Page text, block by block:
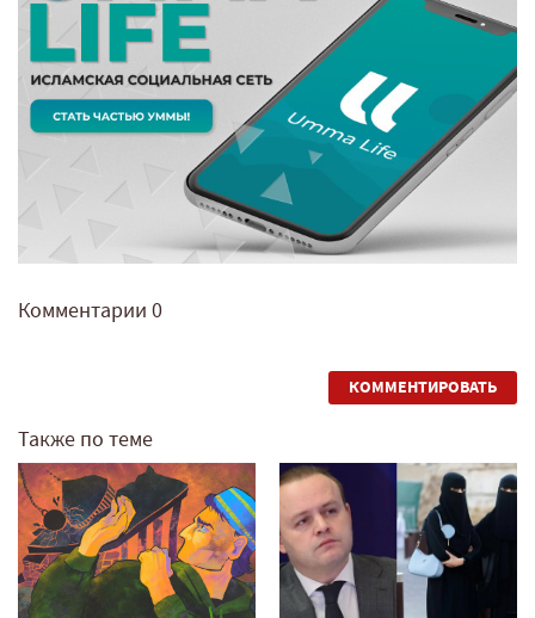
Комментарии 0
КОММЕНТИРОВАТЬ
Также по теме